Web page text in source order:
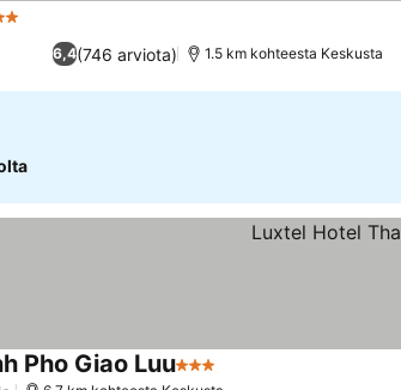
Tähtiluokitus
6,4(746 arviota) 1.5 km kohteesta Keskusta
Pho Giao Luu3 Tähtiluokitus